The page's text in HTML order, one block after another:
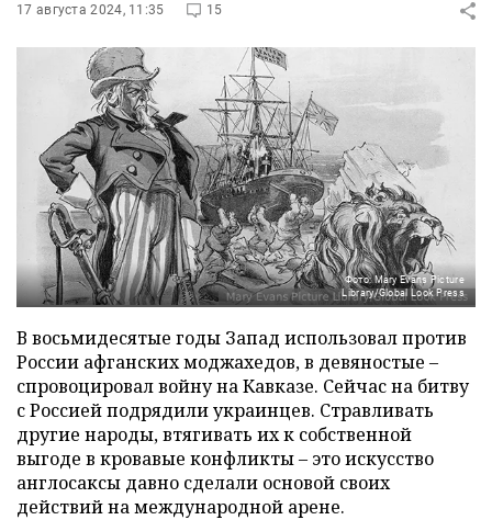
17 августа 2024, 11:35 15
Фото: Mary Evans Picture
Library/Global Look Press
В восьмидесятые годы Запад использовал против
России афганских моджахедов, в девяностые –
спровоцировал войну на Кавказе. Сейчас на битву
с Россией подрядили украинцев. Стравливать
другие народы, втягивать их к собственной
выгоде в кровавые конфликты – это искусство
англосаксы давно сделали основой своих
действий на международной арене.